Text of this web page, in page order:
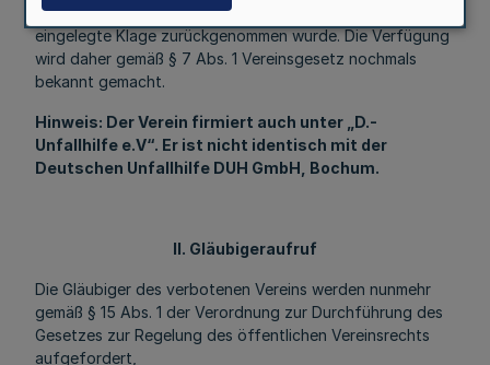
unanfechtbar geworden, weil die gegen die Verfügung
eingelegte Klage zurückgenommen wurde. Die Verfügung
wird daher gemäß § 7 Abs. 1 Vereinsgesetz nochmals
bekannt gemacht.
Hinweis: Der Verein firmiert auch unter „D.-
Unfallhilfe e.V“. Er ist nicht identisch mit der
Deutschen Unfallhilfe DUH GmbH, Bochum.
II. Gläubigeraufruf
Die Gläubiger des verbotenen Vereins werden nunmehr
gemäß § 15 Abs. 1 der Verordnung zur Durchführung des
Gesetzes zur Regelung des öffentlichen Vereinsrechts
aufgefordert,